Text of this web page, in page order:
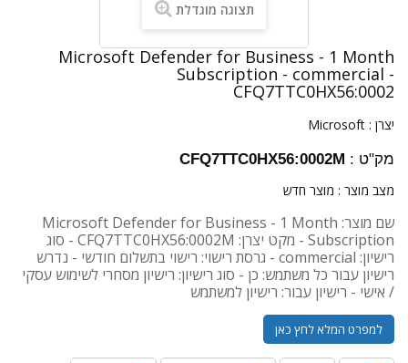
תצוגה מוגדלת
Microsoft Defender for Business - 1 Month
Subscription - commercial -
CFQ7TTC0HX56:0002
יצרן : Microsoft
מק"ט : CFQ7TTC0HX56:0002M
מצב מוצר : מוצר חדש
שם מוצר: Microsoft Defender for Business - 1 Month
Subscription - מקט יצרן: CFQ7TTC0HX56:0002M - סוג
רישיון: commercial - גרסת רישוי: רישוי בתשלום חודשי - נדרש
רישיון עבור כל משתמש: כן - סוג רישיון: רישיון מסחרי לשימוש עסקי
/ אישי - רישיון עבור: רישיון למשתמש
למפרט המלא לחץ כאן